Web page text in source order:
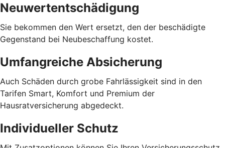
Neuwertentschädigung
Sie bekommen den Wert ersetzt, den der beschädigte
Gegenstand bei Neubeschaffung kostet.
Umfangreiche Absicherung
Auch Schäden durch grobe Fahrlässigkeit sind in den
Tarifen Smart, Komfort und Premium der
Hausratversicherung abgedeckt.
Individueller Schutz